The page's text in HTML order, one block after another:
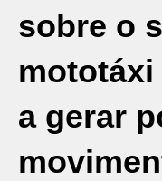
sobre o
mototáxi
a gerar